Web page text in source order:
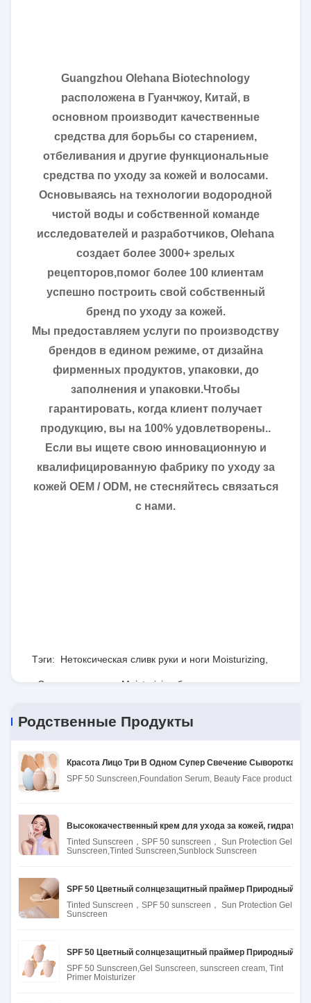
Guangzhou Olehana Biotechnology
расположена в Гуанчжоу, Китай, в
основном производит качественные
средства для борьбы со старением,
отбеливания и другие функциональные
средства по уходу за кожей и волосами.
Основываясь на технологии водородной
чистой воды и собственной команде
исследователей и разработчиков, Olehana
создает более 3000+ зрелых
рецепторов,помог более 100 клиентам
успешно построить свой собственный
бренд по уходу за кожей.
Мы предоставляем услуги по производству
брендов в едином режиме, от дизайна
фирменных продуктов, упаковки, до
заполнения и упаковки.Чтобы
гарантировать, когда клиент получает
продукцию, вы на 100% удовлетворены..
Если вы ищете свою инновационную и
квалифицированную фабрику по уходу за
кожей OEM / ODM, не стесняйтесь связаться
с нами.
Тэги: Нетоксическая сливк руки и ноги Moisturizing
Сливк руки и ноги Moisturizing безвредная,
Родственные Продукты
Красота Лицо Три В Одном Супер Свечение Сыворотка
SPF 50 Sunscreen,Foundation Serum, Beauty Face product
Высококачественный крем для ухода за кожей,
Tinted Sunscreen，SPF 50 sunscreen， Sun Protection Gel
Sunscreen,Tinted Sunscreen,Sunblock Sunscreen
SPF 50 Цветный солнцезащитный праймер Природный
Tinted Sunscreen，SPF 50 sunscreen， Sun Protection Gel
Sunscreen
SPF 50 Цветный солнцезащитный праймер Природный
SPF 50 Sunscreen,Gel Sunscreen, sunscreen cream, Tint
Primer Moisturizer